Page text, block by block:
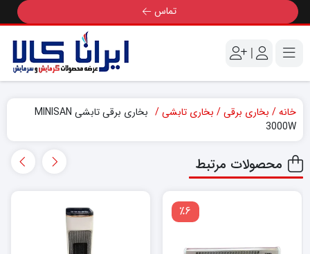
تماس
|
خانه بخاری برقی بخاری تابشی
بخاری برقی تابشی MINISAN
3000W
محصولات مرتبط
٪6